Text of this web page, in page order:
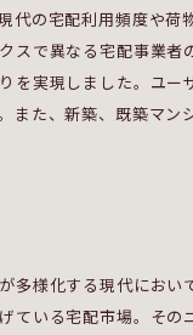
代の宅配利用頻度や
スで異なる宅配事業
を実現しました。ユ
また、新築、既築マン
多様化する現代におい
ている宅配市場。その